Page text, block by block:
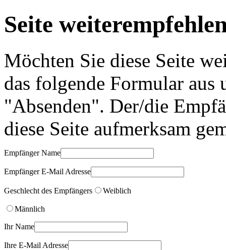
Seite
Möchten Sie diese Seite
das folgende Formular aus
"Absenden". Der/die
diese Seite aufmerksam
Empfänger Name
Empfänger E-Mail Adresse
Geschlecht des Empfängers Weiblich
Männlich
Ihr Name
Ihre E-Mail Adresse